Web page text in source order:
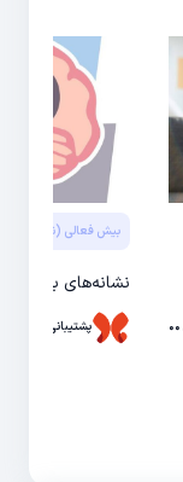
بیش فعالی (نقص
نشانه‌های بیش
پشتیبانی حال